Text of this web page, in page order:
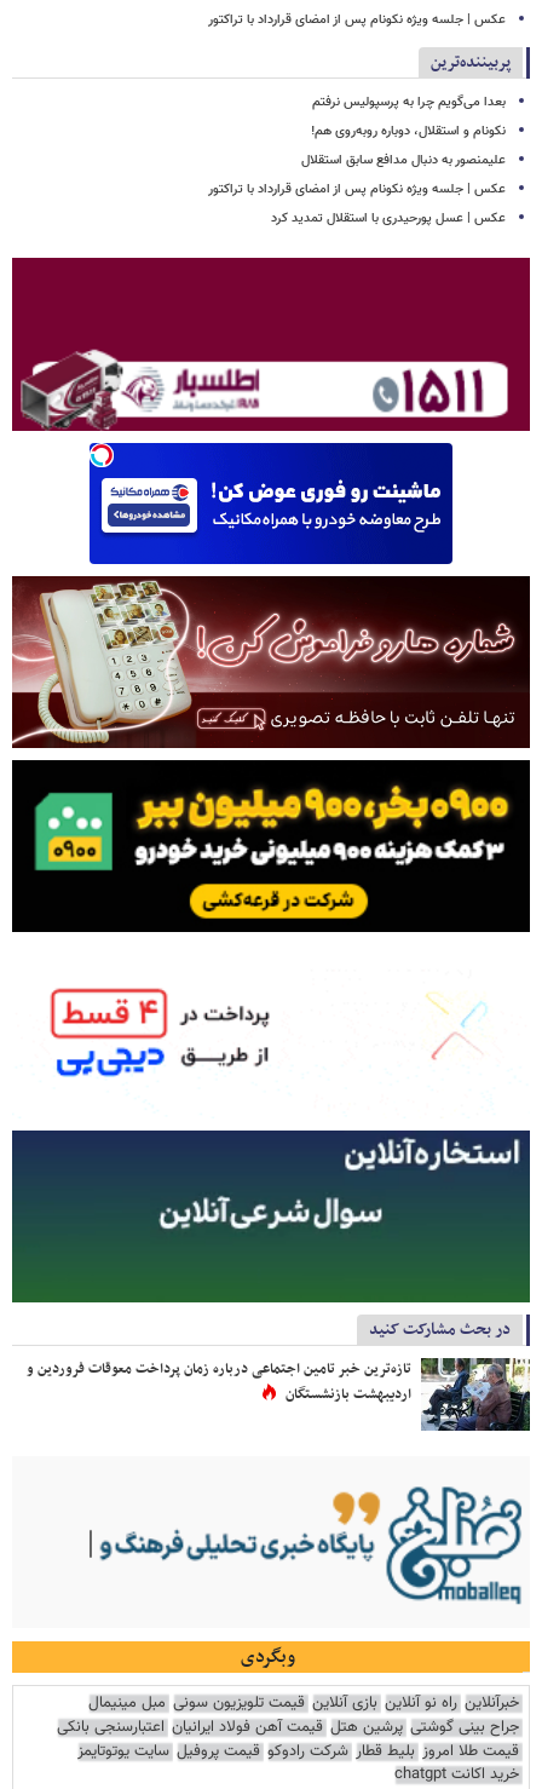
عکس | جلسه ویژه نکونام پس از امضای قرارداد با تراکتور
پربیننده‌ترین
بعدا می‌گویم چرا به پرسپولیس نرفتم
نکونام و استقلال، دوباره روبه‌روی هم!
علیمنصور به دنبال مدافع سابق استقلال
عکس | جلسه ویژه نکونام پس از امضای قرارداد با تراکتور
عکس | عسل پورحیدری با استقلال تمدید کرد
در بحث مشارکت کنید
تازه‌ترین خبر تامین اجتماعی درباره زمان پرداخت معوقات فروردین و
اردیبهشت بازنشستگان
وبگردی
خبرآنلاین راه نو آنلاین بازی آنلاین قیمت تلویزیون سونی مبل مینیمال
جراح بینی گوشتی پرشین هتل قیمت آهن فولاد ایرانیان اعتبارسنجی بانکی
قیمت طلا امروز بلیط قطار شرکت رادوکو قیمت پروفیل سایت یوتوتایمز
خرید اکانت chatgpt